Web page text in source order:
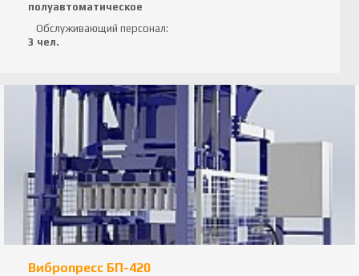
полуавтоматическое
Обслуживающий персонал:
3 чел.
Вибропресс БП-420